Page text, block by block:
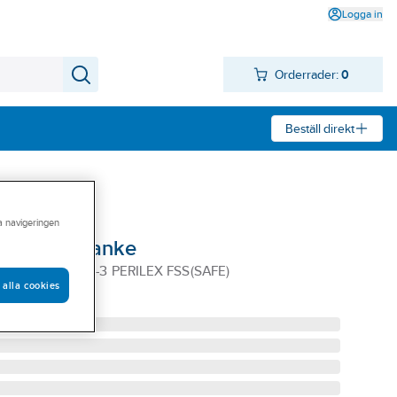
Logga in
Orderrader: 0
Beställ direkt
Franke
PCU SGC500-3 PERILEX FSS(SAFE)
navigeringen
alla cookies